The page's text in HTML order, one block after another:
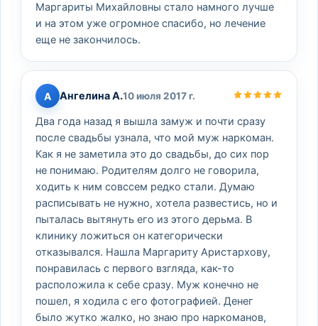
Маргариты Михайловны стало намного лучше
и на этом уже огромное спасибо, но лечение
еще не закончилось.
А Ангелина А.10 июля 2017 г.
Два года назад я вышла замуж и почти сразу
после свадьбы узнала, что мой муж наркоман.
Как я не заметила это до свадьбы, до сих пор
не понимаю. Родителям долго не говорила,
ходить к ним совссем редко стали. Думаю
расписывать не нужно, хотела развестись, но и
пыталась вытянуть его из этого дерьма. В
клинику ложиться он категорически
отказывался. Нашла Маргариту Аристархову,
понравилась с первого взгляда, как-то
расположила к себе сразу. Муж конечно не
пошел, я ходила с его фотографией. Денег
было жутко жалко, но знаю про наркоманов,